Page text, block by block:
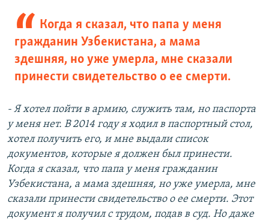
Когда я сказал, что папа у меня
гражданин Узбекистана, а мама
здешняя, но уже умерла, мне сказали
принести свидетельство о ее смерти.
- Я хотел пойти в армию, служить там, но паспорта
у меня нет. В 2014 году я ходил в паспортный стол,
хотел получить его, и мне выдали список
документов, которые я должен был принести.
Когда я сказал, что папа у меня гражданин
Узбекистана, а мама здешняя, но уже умерла, мне
сказали принести свидетельство о ее смерти. Этот
документ я получил с трудом, подав в суд. Но даже